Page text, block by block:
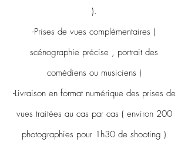
).
-Prises de vues complémentaires (
scénographie précise , portrait des
comédiens ou musiciens )
-Livraison en format numérique des prises de
vues traitées au cas par cas ( environ 200
photographies pour 1h30 de shooting )